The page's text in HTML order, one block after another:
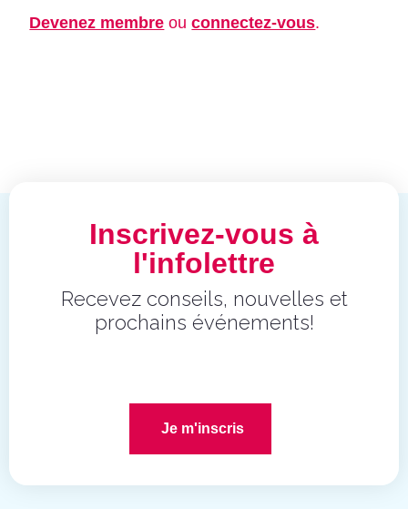
Devenez membre ouconnectez-vous.
Inscrivez-vous à
l'infolettre
Recevez conseils, nouvelles et
prochains événements!
Je m'inscris